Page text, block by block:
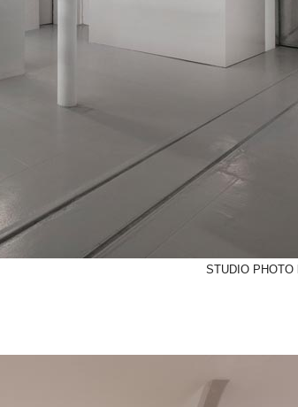
STUDIO PHOTO